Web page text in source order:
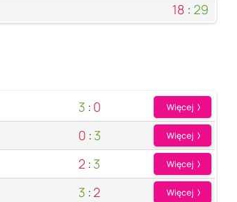
18 : 29
3 : 0 Więcej
0 : 3 Więcej
2 : 3 Więcej
3 : 2 Więcej